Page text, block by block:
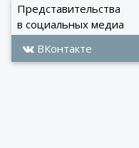
Представительства
в социальных медиа
ВКонтакте